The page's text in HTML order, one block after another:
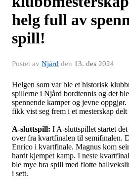
helg full av
spill!
Postet av Njård den 13. des 2024
Helgen som var ble et historisk
spillerne i Njård bordtennis og det
spennende kamper og jevne
fikk vist seg frem i et mesterskap
A-sluttspill: I A-sluttspillet startet
over fra kvartfinalen til semifinalen.
Enrico i kvartfinale. Magnus kom
hardt kjempet kamp. I neste
ble mye bra spill med flotte
i sett.